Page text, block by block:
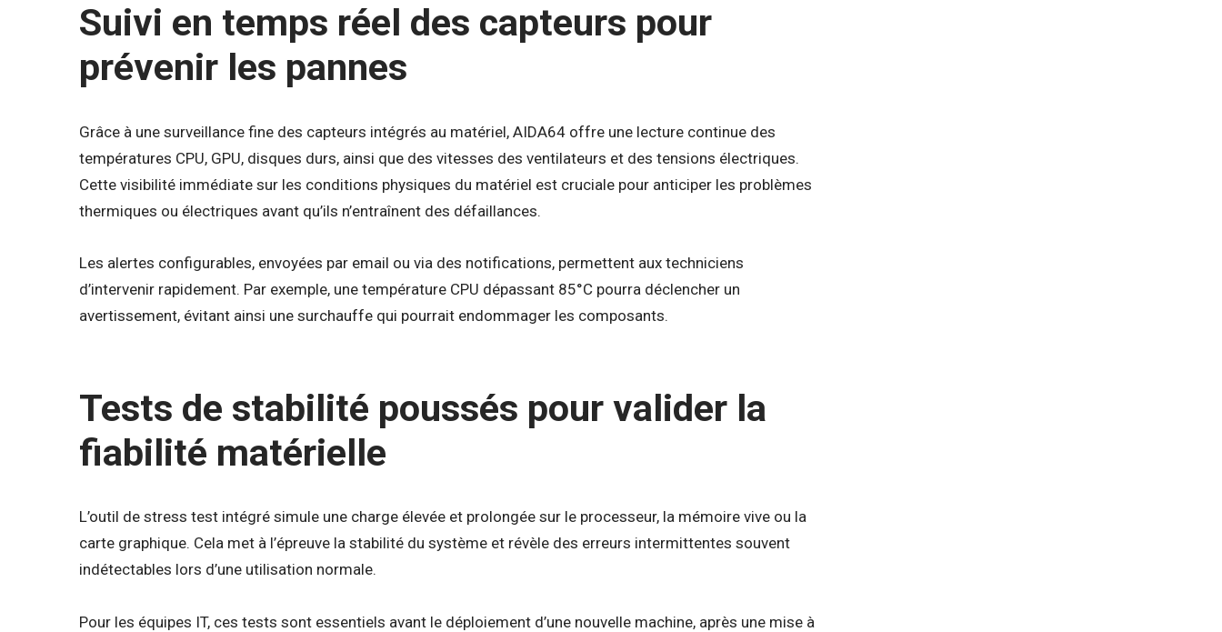
Suivi en temps réel des capteurs pour
prévenir les pannes
Grâce à une surveillance fine des capteurs intégrés au matériel, AIDA64 offre une lecture continue des
températures CPU, GPU, disques durs, ainsi que des vitesses des ventilateurs et des tensions électriques.
Cette visibilité immédiate sur les conditions physiques du matériel est cruciale pour anticiper les problèmes
thermiques ou électriques avant qu’ils n’entraînent des défaillances.
Les alertes configurables, envoyées par email ou via des notifications, permettent aux techniciens
d’intervenir rapidement. Par exemple, une température CPU dépassant 85°C pourra déclencher un
avertissement, évitant ainsi une surchauffe qui pourrait endommager les composants.
Tests de stabilité poussés pour valider la
fiabilité matérielle
L’outil de stress test intégré simule une charge élevée et prolongée sur le processeur, la mémoire vive ou la
carte graphique. Cela met à l’épreuve la stabilité du système et révèle des erreurs intermittentes souvent
indétectables lors d’une utilisation normale.
Pour les équipes IT, ces tests sont essentiels avant le déploiement d’une nouvelle machine, après une mise à